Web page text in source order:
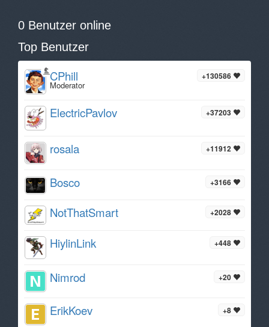
0 Benutzer online
Top Benutzer
+130586
CPhill
Moderator
+37203
ElectricPavlov
+11912
rosala
+3166
Bosco
+2028
NotThatSmart
+448
HiylinLink
+20
Nimrod
+8
ErikKoev